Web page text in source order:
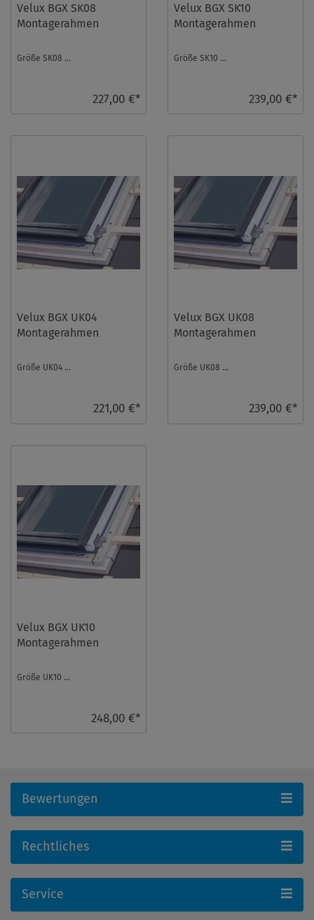
Velux BGX SK08
Montagerahmen
Größe SK08 ...
227,00 €*
Velux BGX SK10
Montagerahmen
Größe SK10 ...
239,00 €*
Velux BGX UK04
Montagerahmen
Größe UK04 ...
221,00 €*
Velux BGX UK08
Montagerahmen
Größe UK08 ...
239,00 €*
Velux BGX UK10
Montagerahmen
Größe UK10 ...
248,00 €*
Bewertungen
Rechtliches
Service